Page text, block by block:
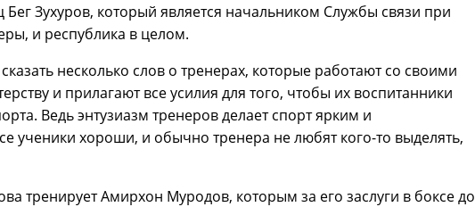
Бег Зухуров, который является начальником Службы связи при
и республика в целом.
несколько слов о тренерах, которые работают со своими
и прилагают все усилия для того, чтобы их воспитанники
Ведь энтузиазм тренеров делает спорт ярким и
ученики хороши, и обычно тренера не любят кого-то выделять,
тренирует Амирхон Муродов, которым за его заслуги в боксе до